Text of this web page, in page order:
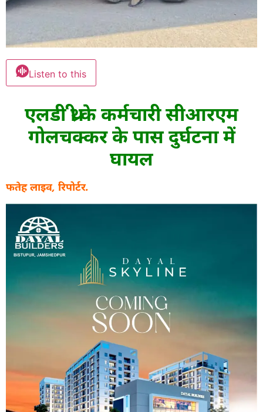
Listen to this
एलडी थ्री के कर्मचारी सीआरएम
गोलचक्कर के पास दुर्घटना में
घायल
फतेह लाइव, रिपोर्टर.